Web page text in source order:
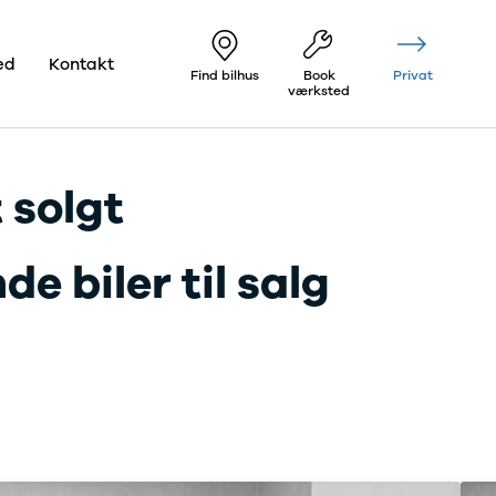
Kontakt Find bilhus
Book
værksted
Privat
solgt
biler til salg